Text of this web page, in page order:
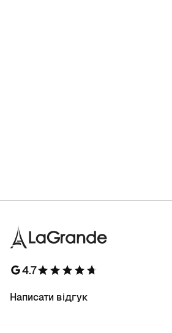
4.7
Написати відгук